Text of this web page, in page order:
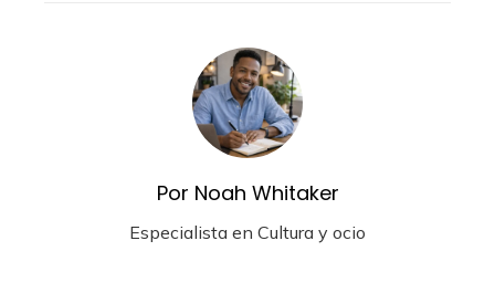
Por Noah Whitaker
Especialista en Cultura y ocio